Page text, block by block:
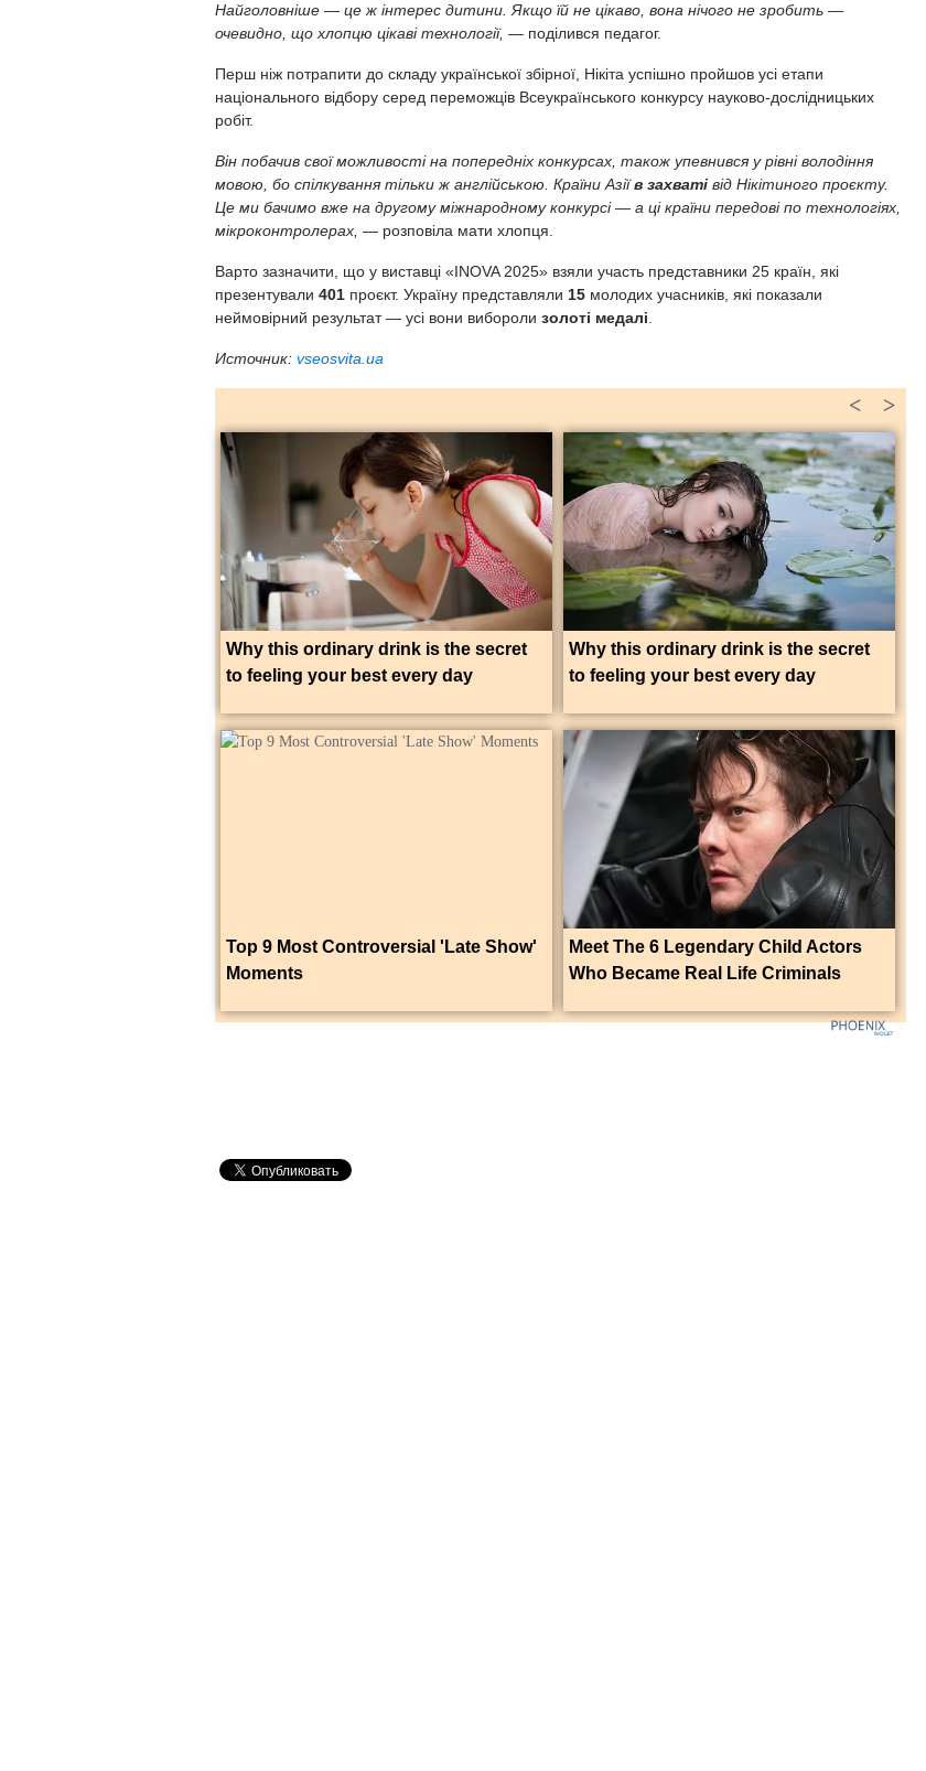
Найголовніше — це ж інтерес дитини. Якщо їй не цікаво, вона нічого не зробить —
очевидно, що хлопцю цікаві технології, — поділився педагог.
Перш ніж потрапити до складу української збірної, Нікіта успішно пройшов усі етапи
національного відбору серед переможців Всеукраїнського конкурсу науково-дослідницьких
робіт.
Він побачив свої можливості на попередніх конкурсах, також упевнився у рівні володіння
мовою, бо спілкування тільки ж англійською. Країни Азії в захваті від Нікітиного проєкту.
Це ми бачимо вже на другому міжнародному конкурсі — а ці країни передові по технологіях,
мікроконтролерах, — розповіла мати хлопця.
Варто зазначити, що у виставці «INOVA 2025» взяли участь представники 25 країн, які
презентували 401 проєкт. Україну представляли 15 молодих учасників, які показали
неймовірний результат — усі вони вибороли золоті медалі
Источник: vseosvita.ua
>
<
Why this ordinary drink is the secret
to feeling your best every day
Why this ordinary drink is the secret
to feeling your best every day
Top 9 Most Controversial 'Late Show'
Moments
Meet The 6 Legendary Child Actors
Who Became Real Life Criminals